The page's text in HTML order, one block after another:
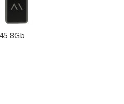
8Gb